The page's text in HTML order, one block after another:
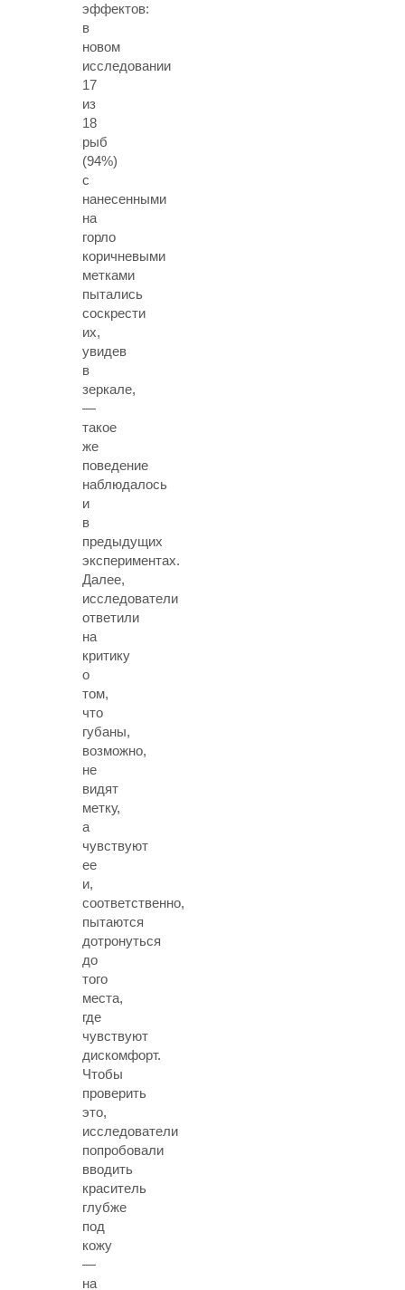
эффектов:
в
новом
исследовании
17
из
18
рыб
(94%)
с
нанесенными
на
горло
коричневыми
метками
пытались
соскрести
их,
увидев
в
зеркале,
—
такое
же
поведение
наблюдалось
и
в
предыдущих
экспериментах.
Далее,
исследователи
ответили
на
критику
о
том,
что
губаны,
возможно,
не
видят
метку,
а
чувствуют
ее
и,
соответственно,
пытаются
дотронуться
до
того
места,
где
чувствуют
дискомфорт.
Чтобы
проверить
это,
исследователи
попробовали
вводить
краситель
глубже
под
кожу
—
на